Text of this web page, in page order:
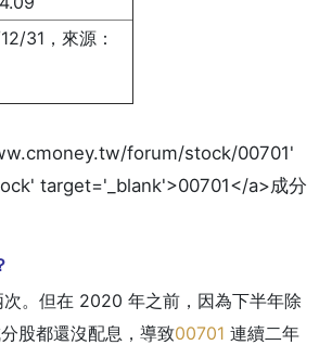
31，來源：
次。但在 2020 年之前，因為下半年除
股都還沒配息，導致00701 連續二年